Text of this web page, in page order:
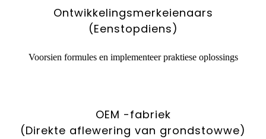
Ontwikkelingsmerkeienaars
(Eenstopdiens)
Voorsien formules en implementeer praktiese oplossings
OEM -fabriek
(Direkte aflewering van grondstowwe)